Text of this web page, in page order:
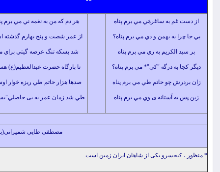
به ساغرمَي مي برم پناه
به بهمن و دي مي برم پناه؟
الكريم به ري مي برم پناه
به درگه "كي"* مي برم پناه؟
چو حاتم طي مي برم پناه
آستانه ی وي مي برم پناه
هر دم كه من به نغمه ني مي برم پناه
از عمر شصت و پنج بهارم گذشته است
شد بسكه تنگ عرصه گيتي براي من
تا بارگاه حضرت عبدالعظيم(ع) هست
صدها هزار حاتم طي ريزه خوار اوست
طي شد زمان عمر به بی حاصلي"بسيط"
مصطفی طايي شميراني(بسیط)
یکی از شاهان ایران زمین است.